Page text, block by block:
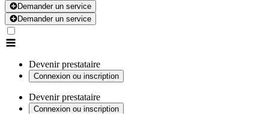
Demander un service
Demander un service
Devenir prestataire
Connexion ou inscription
Devenir prestataire
Connexion ou inscription